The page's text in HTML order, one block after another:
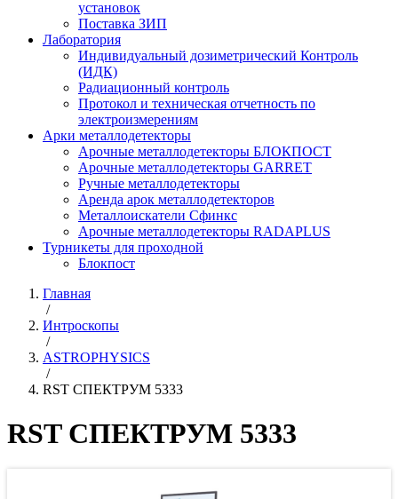
установок
Поставка ЗИП
Лаборатория
Индивидуальный дозиметрический Контроль
(ИДК)
Радиационный контроль
Протокол и техническая отчетность по
электроизмерениям
Арки металлодетекторы
Арочные металлодетекторы БЛОКПОСТ
Арочные металлодетекторы GARRET
Ручные металлодетекторы
Аренда арок металлодетекторов
Металлоискатели Сфинкс
Арочные металлодетекторы RADAPLUS
Турникеты для проходной
Блокпост
Главная
/
Интроскопы
/
ASTROPHYSICS
/
RST СПЕКТРУМ 5333
RST СПЕКТРУМ 5333